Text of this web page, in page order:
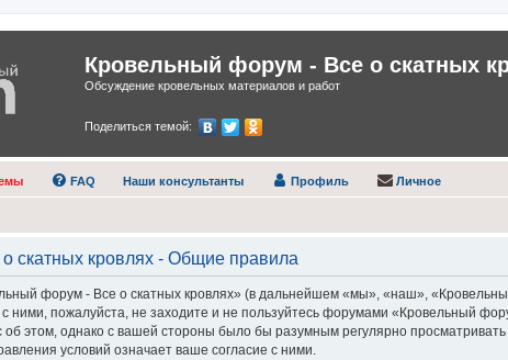
Кровельный форум - Все о скатных
Обсуждение кровельных материалов и работ
Поделиться темой:
FAQ Наши консультанты Профиль Личное
скатных кровлях - Общие правила
форум - Все о скатных кровлях» (в дальнейшем «мы», «наш»,
ними, пожалуйста, не заходите и не пользуйтесь форумами «Кровельный
этом, однако с вашей стороны было бы разумным регулярно
условий означает ваше согласие с ними.